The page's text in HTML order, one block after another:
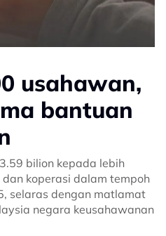
usahawan,
bantuan
bilion kepada lebih
koperasi dalam tempoh
selaras dengan matlamat
negara keusahawanan